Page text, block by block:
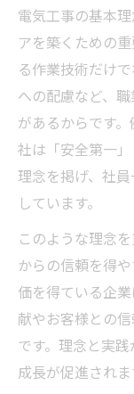
電気工事の基本
アを築くための
る作業技術だけ
への配慮など、
があるからです
社は「安全第一
理念を掲げ、社
しています。
このような理念
からの信頼を得
価を得ている企
献やお客様との
です。理念と実
成長が促進されま